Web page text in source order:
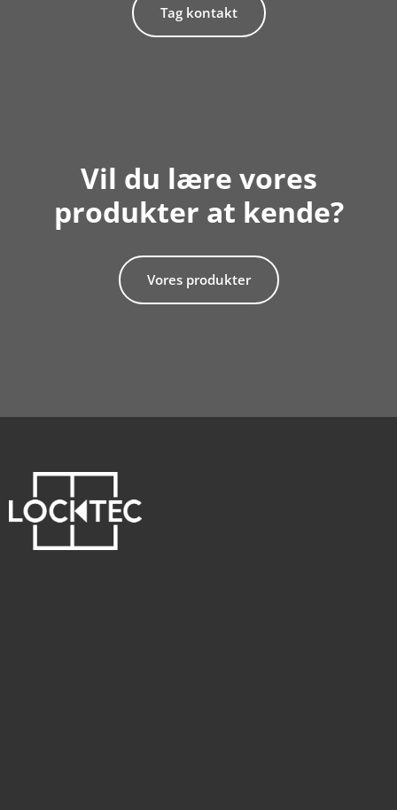
Tag kontakt
Vil du lære vores
produkter at kende?
Vores produkter